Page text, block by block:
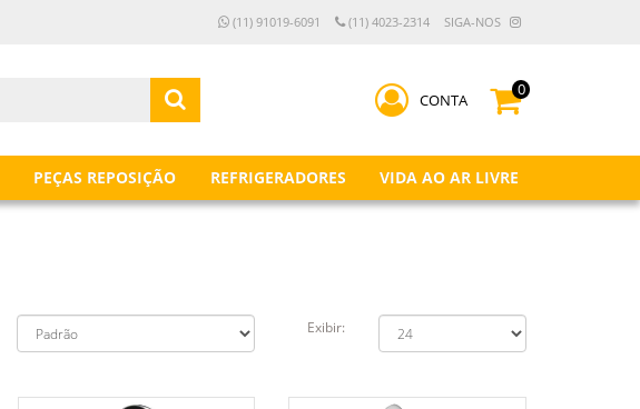
(11) 91019-6091 (11) 4023-2314 SIGA-NOS
CONTA
0
PEÇAS REPOSIÇÃO REFRIGERADORES VIDA AO AR LIVRE
Exibir: